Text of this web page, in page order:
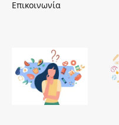
Επικοινωνία